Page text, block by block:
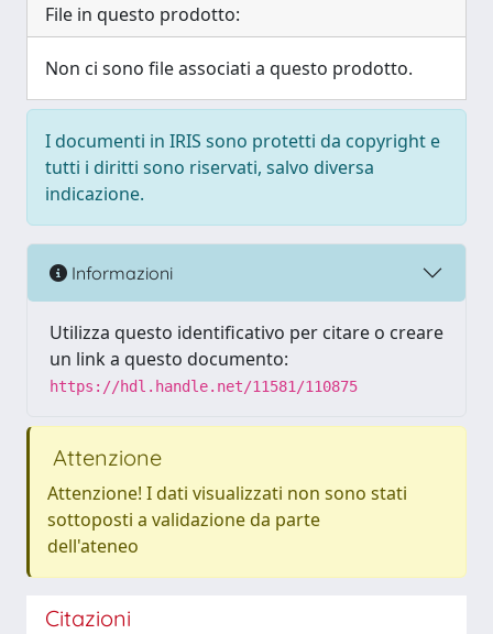
File in questo prodotto:
Non ci sono file associati a questo prodotto.
I documenti in IRIS sono protetti da copyright e
tutti i diritti sono riservati, salvo diversa
indicazione.
Informazioni
Utilizza questo identificativo per citare o creare
un link a questo documento:
https://hdl.handle.net/11581/110875
Attenzione
Attenzione! I dati visualizzati non sono stati
sottoposti a validazione da parte
dell'ateneo
Citazioni